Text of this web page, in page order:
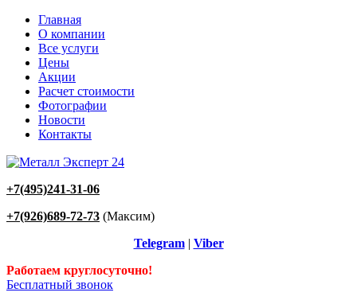
Главная
О компании
Все услуги
Цены
Акции
Расчет стоимости
Фотографии
Новости
Контакты
+7(495)241-31-06
+7(926)689-72-73 (Максим)
Telegram| Viber
Работаем круглосуточно!
Бесплатный звонок